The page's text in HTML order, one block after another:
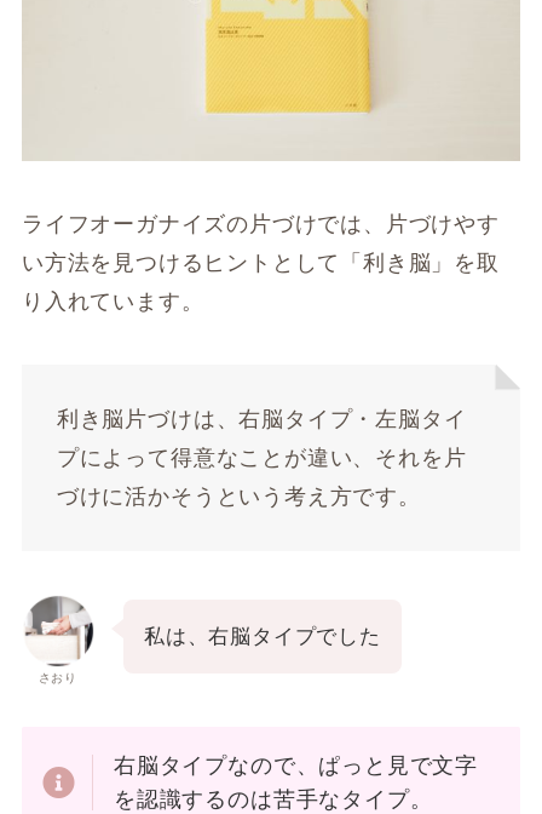
ライフオーガナイズの片づけでは、片づけやす
い方法を見つけるヒントとして「利き脳」を取
り入れています。
利き脳片づけは、右脳タイプ・左脳タイ
プによって得意なことが違い、それを片
づけに活かそうという考え方です。
さおり
私は、右脳タイプでした
右脳タイプなので、ぱっと見で文字
を認識するのは苦手なタイプ。